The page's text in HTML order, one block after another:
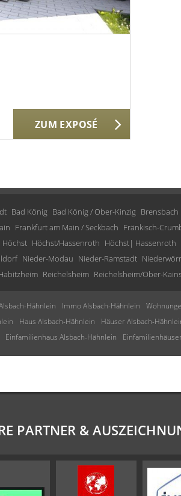
ZUM EXPOSÉ
Bad König Bad König / Ober-Kinzig Brensbach
Frankfurt am Main / Seckbach Fränkisch-
Höchst Höchst/Hassenroth Höchst| Hassenroth
Nieder-Modau Nieder-Ramstadt
Reichelsheim Reichelsheim/Ober-
Hähnlein Immo Alsbach-Hähnlein
Haus Alsbach-Hähnlein Häuser Alsbach-
Einfamilienhaus Alsbach-Hähnlein
PARTNER &